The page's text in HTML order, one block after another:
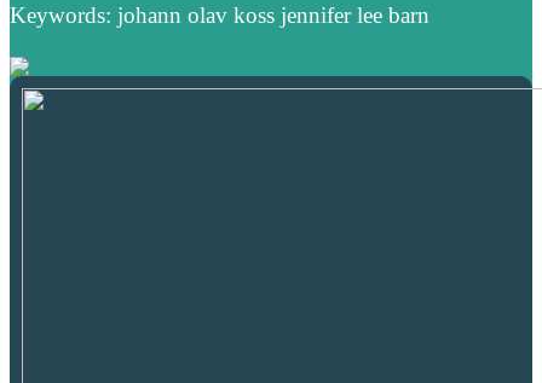
Keywords: johann olav koss jennifer lee barn